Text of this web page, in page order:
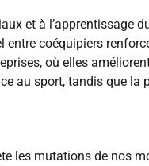
et à l’apprentissage
coéquipiers
où elles
au sport, tandis que la
les mutations de nos